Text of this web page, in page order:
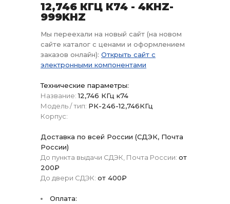
12,746 КГЦ К74 - 4KHZ-
999KHZ
Мы переехали на новый сайт (на новом
сайте каталог с ценами и оформлением
заказов онлайн): Открыть сайт с
электронными компонентами
Технические параметры:
Название: 12,746 КГц к74
Модель / тип: РК-246-12,746КГц
Корпус:
Доставка по всей России (СДЭК, Почта
России)
До пункта выдачи СДЭК, Почта России: от
200₽
До двери СДЭК: от 400₽
Оплата: